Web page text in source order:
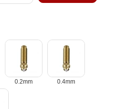
0.2mm 0.4mm